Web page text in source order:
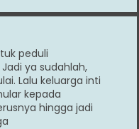
peduli
ya sudahlah,
Lalu keluarga inti
kepada
hingga jadi